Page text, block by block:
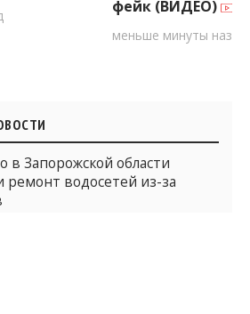
фейк (ВИДЕО)
меньше минуты назад
в Запорожской области
ремонт водосетей из-за